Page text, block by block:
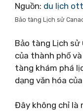
Nguồn: du lịch
Bảo tàng Lịch sử
Bảo tàng Lịch
của thành phố
tàng khám phá
dạng văn hóa
Đây không chỉ là